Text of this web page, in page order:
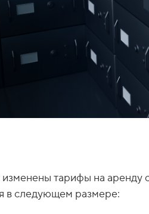
тарифы на
в следующем размере: